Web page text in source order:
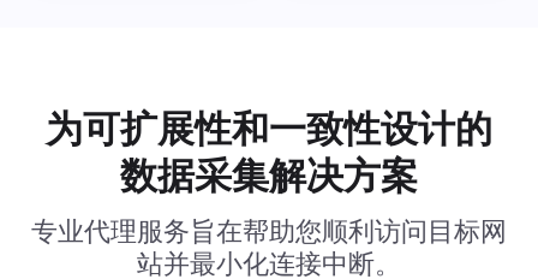
为可扩展性和一致性设计的
数据采集解决方案
专业代理服务旨在帮助您顺利访问目标网
站并最小化连接中断。